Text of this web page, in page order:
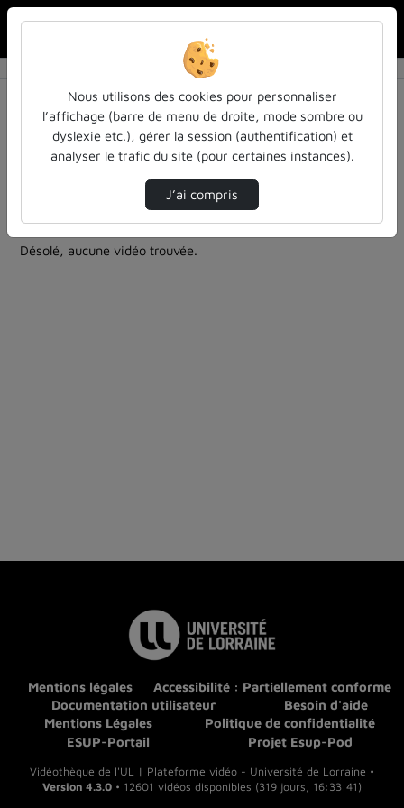
Résultats de la recherche
Filtres actifs (cliquer pour en retirer) :
Français
la-philo-en-petits-morceaux
la-philo-en-petits-morceaux
analyse-critique
1 vidéo trouvée
Désolé, aucune vidéo trouvée.
Mentions légales
Accessibilité : Partiellement conforme
Documentation utilisateur
Besoin d'aide
Mentions Légales
Politique de confidentialité
ESUP-Portail
Projet Esup-Pod
Vidéothèque de l'UL | Plateforme vidéo - Université de Lorraine •
Version 4.3.0 • 12601 vidéos disponibles (319 jours, 16:33:41)
Nous utilisons des cookies pour personnaliser
l’affichage (barre de menu de droite, mode sombre ou
dyslexie etc.), gérer la session (authentification) et
analyser le trafic du site (pour certaines instances).
J’ai compris